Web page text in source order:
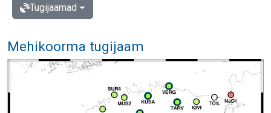
Tugijaamad
Mehikoorma tugijaam